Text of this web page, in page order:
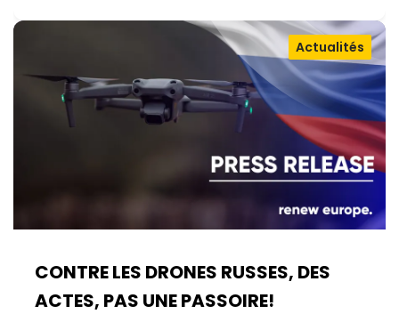
CONTRE LES DRONES RUSSES, DES
ACTES, PAS UNE PASSOIRE!
Actualités